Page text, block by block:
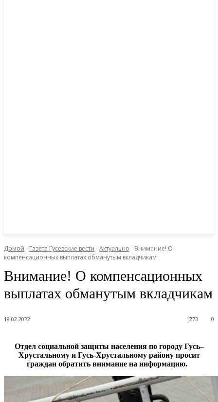
Домой Газета Гусевские вести Актуально
Внимание! О
компенсационных выплатах обманутым вкладчикам
Внимание! О компенсационных
выплатах обманутым вкладчикам
18.02.2022 0
1273
Отдел социальной защиты населения по городу Гусь–
Хрустальному и Гусь-Хрустальному району просит
граждан обратить внимание на информацию.